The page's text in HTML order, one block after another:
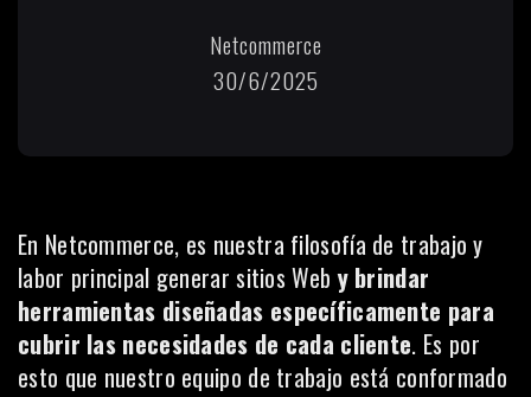
Netcommerce
30/6/2025
En Netcommerce, es nuestra filosofía de trabajo y
labor principal generar sitios Web y brindar
herramientas diseñadas específicamente para
cubrir las necesidades de cada cliente. Es por
esto que nuestro equipo de trabajo está conformado